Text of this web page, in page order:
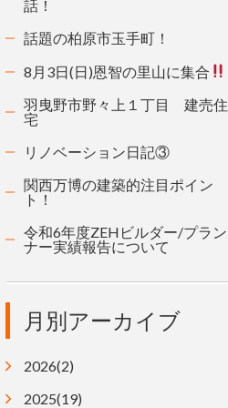
話！
話題の柏原市玉手町！
8月3日(日)恩智の里山に集合
羽曳野市野々上１丁目 建売住
宅
リノベーション日記③
関西万博の建築的注目ポイン
ト！
令和6年度ZEHビルダー/プラン
ナー実績報告について
月別アーカイブ
2026(2)
2025(19)